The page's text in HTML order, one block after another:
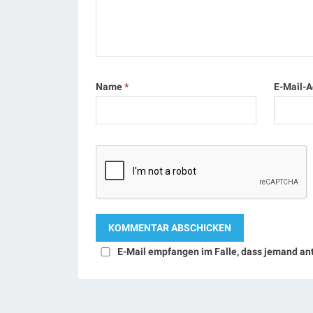
Name* E-Mail-
E-Mail empfangen im Falle, dass jemand